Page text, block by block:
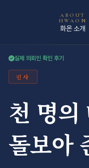
ABOUT
HWAON
화온 소개
실제 의뢰인 확인 후기
민사
천 명의
돌보아